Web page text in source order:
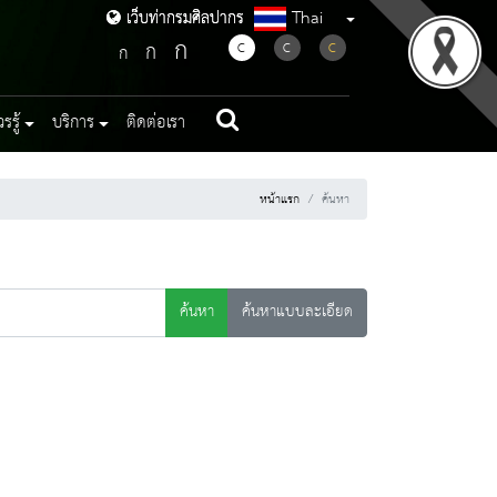
เว็บท่ากรมศิลปากร
เว็บท่ากรมศิลปากร Thai
ก ก ก C C C
รู้ บริการ ติดต่อเรา
หน้าแรก ค้นหา
ค้นหา
ค้นหาแบบละเอียด